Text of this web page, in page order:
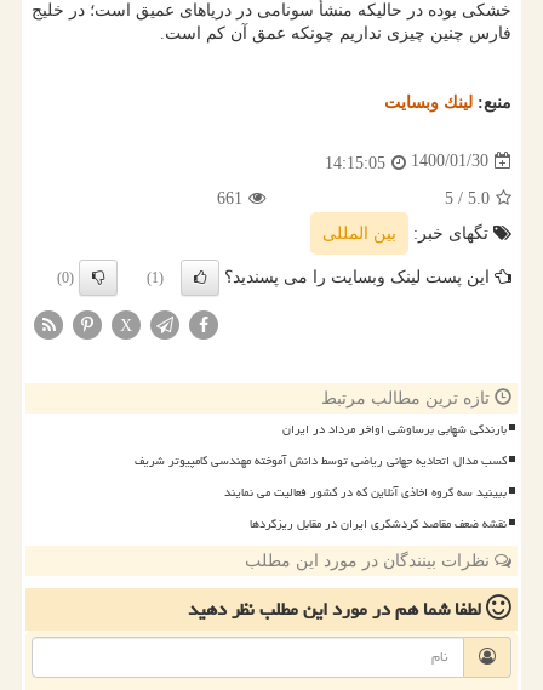
خشکی بوده در حالیکه منشأ سونامی در دریاهای عمیق است؛ در خلیج
فارس چنین چیزی نداریم چونکه عمق آن کم است.
منبع: لینك وبسایت
1400/01/30
14:15:05
5.0
/ 5
661
تگهای خبر:
بین المللی
این پست لینک وبسایت را می پسندید؟ (1)
(0)
X
تازه ترین مطالب مرتبط
بارندگی شهابی برساوشی اواخر مرداد در ایران
کسب مدال اتحادیه جهانی ریاضی توسط دانش آموخته مهندسی کامپیوتر شریف
ببینید سه گروه اخاذی آنلاین که در کشور فعالیت می نمایند
نقشه ضعف مقاصد گردشگری ایران در مقابل ریزگردها
نظرات بینندگان در مورد این مطلب
لطفا شما همدر مورد این مطلبنظر دهید